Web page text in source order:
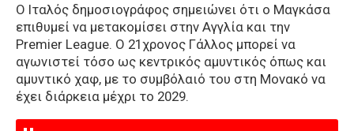
Ο Ιταλός δημοσιογράφος σημειώνει ότι ο Μαγκάσα
επιθυμεί να μετακομίσει στην Αγγλία και την
Premier League. O 21χρονος Γάλλος μπορεί να
αγωνιστεί τόσο ως κεντρικός αμυντικός όπως και
αμυντικό χαφ, με το συμβόλαιό του στη Μονακό να
έχει διάρκεια μέχρι το 2029.